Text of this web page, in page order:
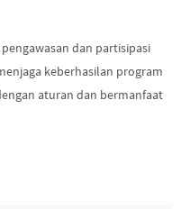
dan partisipasi
keberhasilan program
aturan dan bermanfaat